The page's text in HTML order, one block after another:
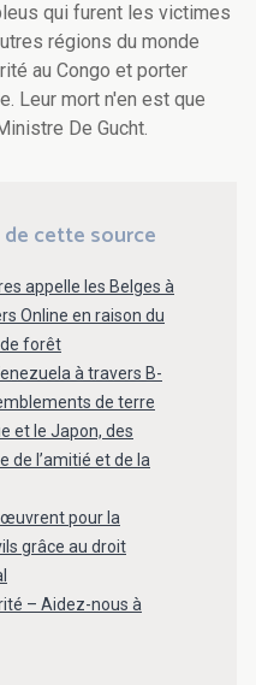
qui furent les victimes
régions du monde
au Congo et porter
Leur mort n'en est que
De Gucht.
cette source
appelle les Belges à
Online en raison du
de forêt
à travers B-
de terre
et le Japon, des
de l’amitié et de la
pour la
grâce au droit
– Aidez-nous à